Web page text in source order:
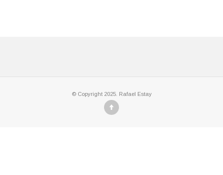
© Copyright 2025. Rafael Estay